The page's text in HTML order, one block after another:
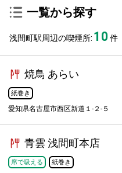
一覧から探す
浅間町駅周辺の喫煙所: 10件
焼鳥 あらい
紙巻き
愛知県名古屋市西区新道１-２-５
青雲 浅間町本店
席で吸える 紙巻き